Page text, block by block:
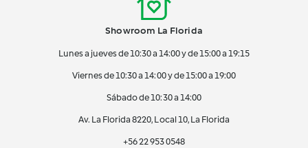
Showroom La Florida
Lunes a jueves de 10:30 a 14:00 y de 15:00 a 19:15
Viernes de 10:30 a 14:00 y de 15:00 a 19:00
Sábado de 10:30 a 14:00
Av. La Florida 8220, Local 10, La Florida
+56 22 953 0548